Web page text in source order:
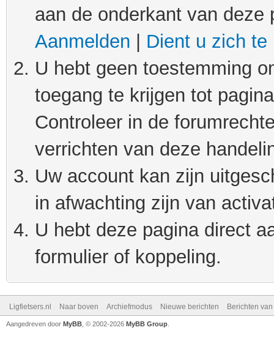
aan de onderkant van
Aanmelden
Dient u zich te
U hebt geen toestemming
toegang te krijgen tot
Controleer in de
verrichten van deze
Uw account kan zijn
in afwachting zijn van
U hebt deze pagina direct
formulier of koppeling.
Ligfietsers.nl Naar boven Archiefmodus Nieuwe berichten Berichten
Aangedreven door MyBB , © 2002-2026 MyBB Group